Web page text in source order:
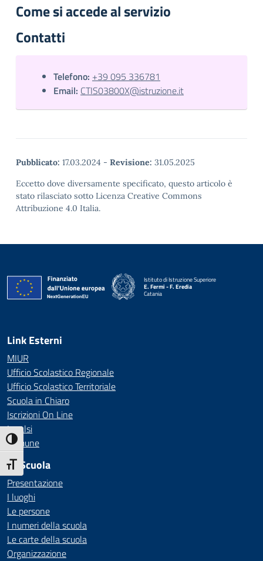
Attiva/disattiva alto contrasto
Attiva/disattiva dimensione testo
Come si accede al servizio
Contatti
Telefono: +39 095 336781
Email: CTIS03800X@istruzione.it
Pubblicato: 17.03.2024 - Revisione: 31.05.2025
Eccetto dove diversamente specificato, questo articolo è
stato rilasciato sotto Licenza Creative Commons
Attribuzione 4.0 Italia.
Istituto di Istruzione Superiore
E. Fermi - F. Eredia
Catania
Link Esterni
MIUR
Ufficio Scolastico Regionale
Ufficio Scolastico Territoriale
Scuola in Chiaro
Iscrizioni On Line
Invalsi
Comune
La Scuola
Presentazione
I luoghi
Le persone
I numeri della scuola
Le carte della scuola
Organizzazione